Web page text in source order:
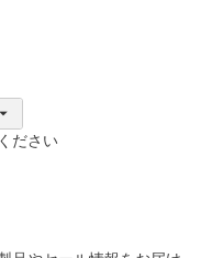
ださい